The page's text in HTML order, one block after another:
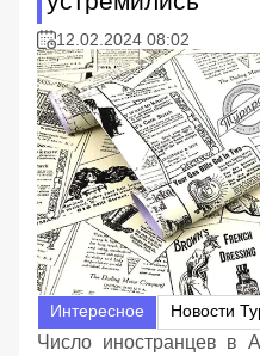
12.02.2024 08:02
Интересное Новости
Число иностранцев в